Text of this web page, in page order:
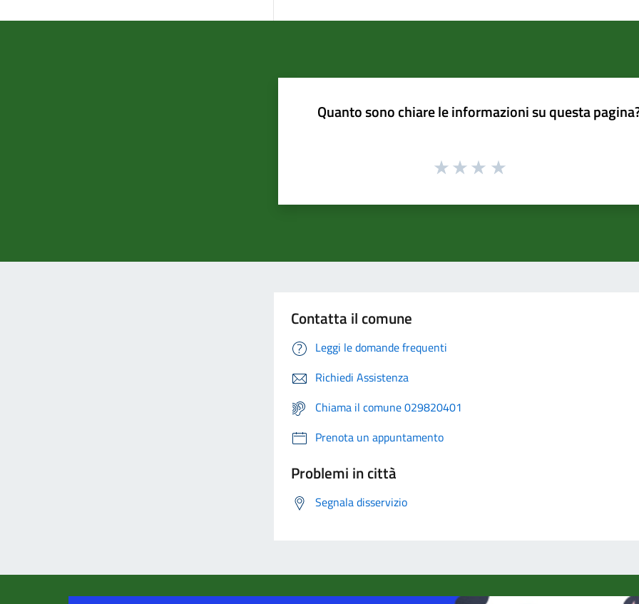
Quanto sono chiare le informazioni su questa
Contatta il comune
Leggi le domande frequenti
Richiedi Assistenza
Chiama il comune 029820401
Prenota un appuntamento
Problemi in città
Segnala disservizio